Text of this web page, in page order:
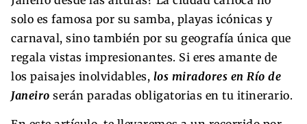
solo es famosa por su samba, playas icónicas y
carnaval, sino también por su geografía única que
regala vistas impresionantes. Si eres amante de
los paisajes inolvidables, los miradores en Río de
Janeiro serán paradas obligatorias en tu itinerario.